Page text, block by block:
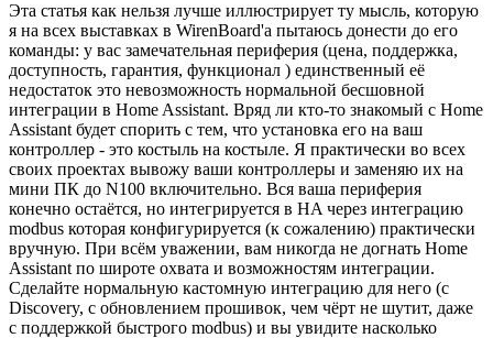
Эта статья как нельзя лучше иллюстрирует ту мысль, которую
я на всех выставках в WirenBoard'a пытаюсь донести до его
команды: у вас замечательная периферия (цена, поддержка,
доступность, гарантия, функционал ) единственный её
недостаток это невозможность нормальной бесшовной
интеграции в Home Assistant. Вряд ли кто-то знакомый с Home
Assistant будет спорить c тем, что установка его на ваш
контроллер - это костыль на костыле. Я практически во всех
своих проектах вывожу ваши контроллеры и заменяю их на
мини ПК до N100 включительно. Вся ваша периферия
конечно остаётся, но интегрируется в HA через интеграцию
modbus которая конфигурируется (к сожалению) практически
вручную. При всём уважении, вам никогда не догнать Home
Assistant по широте охвата и возможностям интеграции.
Сделайте нормальную кастомную интеграцию для него (с
Discovery, с обновлением прошивок, чем чёрт не шутит, даже
с поддержкой быстрого modbus) и вы увидите насколько